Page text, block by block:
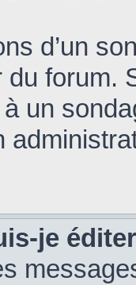
d’un
du forum.
un
je